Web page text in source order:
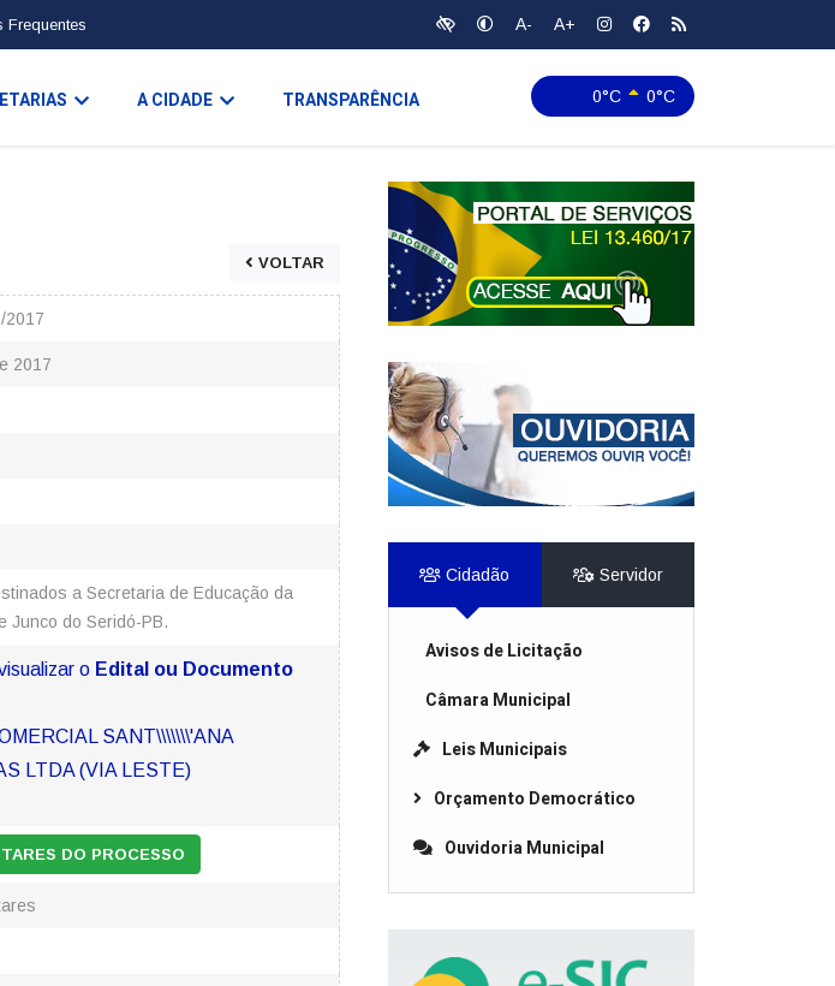
Frequentes A- A+
0°C 0°C
A CIDADE TRANSPARÊNCIA
VOLTAR
2017
2017
a Secretaria de Educação da
Junco do Seridó-PB.
o Edital ou Documento
SANT\\\\\\\'ANA
LTDA (VIA LESTE)
DO PROCESSO
Cidadão Servidor
Avisos de Licitação
Câmara Municipal
Leis Municipais
Orçamento Democrático
Ouvidoria Municipal